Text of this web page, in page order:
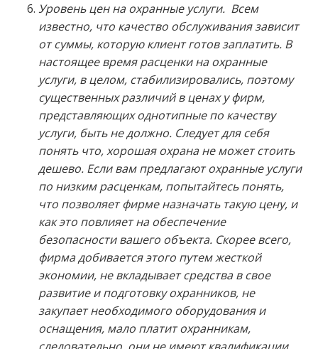
Уровень цен на охранные услуги. Всем
известно, что качество обслуживания зависит
от суммы, которую клиент готов заплатить. В
настоящее время расценки на охранные
услуги, в целом, стабилизировались, поэтому
существенных различий в ценах у фирм,
представляющих однотипные по качеству
услуги, быть не должно. Следует для себя
понять что, хорошая охрана не может стоить
дешево. Если вам предлагают охранные услуги
по низким расценкам, попытайтесь понять,
что позволяет фирме назначать такую цену, и
как это повлияет на обеспечение
безопасности вашего объекта. Скорее всего,
фирма добивается этого путем жесткой
экономии, не вкладывает средства в свое
развитие и подготовку охранников, не
закупает необходимого оборудования и
оснащения, мало платит охранникам,